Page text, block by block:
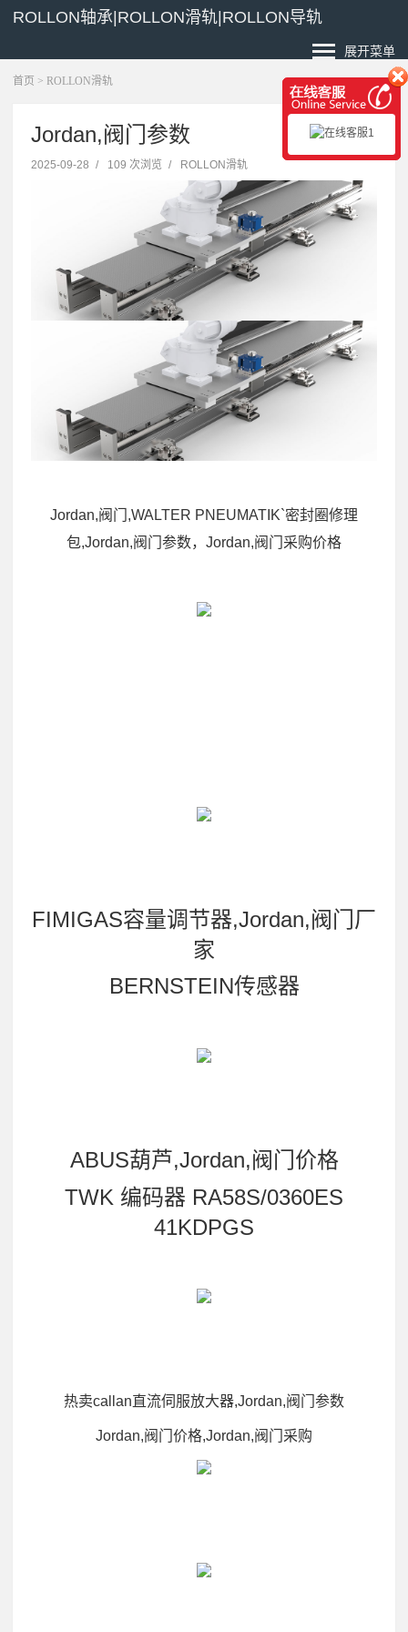
ROLLON轴承|ROLLON滑轨|ROLLON导轨
展开菜单
首页 > ROLLON滑轨
Jordan,阀门参数
2025-09-28 / 109 次浏览 / ROLLON滑轨
Jordan,阀门,WALTER PNEUMATIK`密封圈修理
包,Jordan,阀门参数，Jordan,阀门采购价格
FIMIGAS容量调节器,Jordan,阀门厂
家
BERNSTEIN传感器
ABUS葫芦,Jordan,阀门价格
TWK 编码器 RA58S/0360ES
41KDPGS
热卖callan直流伺服放大器,Jordan,阀门参数
Jordan,阀门价格,Jordan,阀门采购